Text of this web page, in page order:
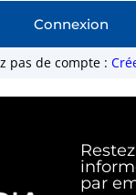
Connexion
pas de compte :
Restez
par